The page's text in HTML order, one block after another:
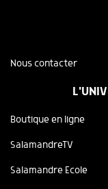
Nous contacter
Boutique en ligne
SalamandreTV
Salamandre Ecole